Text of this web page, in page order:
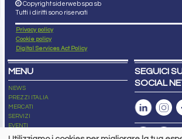
Copyright siderweb spa sb
Tutti i diritti sono riservati
Privacy policy
Cookie policy
Digital Services Act Policy
MENU
NEWS
PREZZI ITALIA
MERCATI
SERVIZI
EVENTI
ABBONAMENTI
SEGUICI
SOCIAL